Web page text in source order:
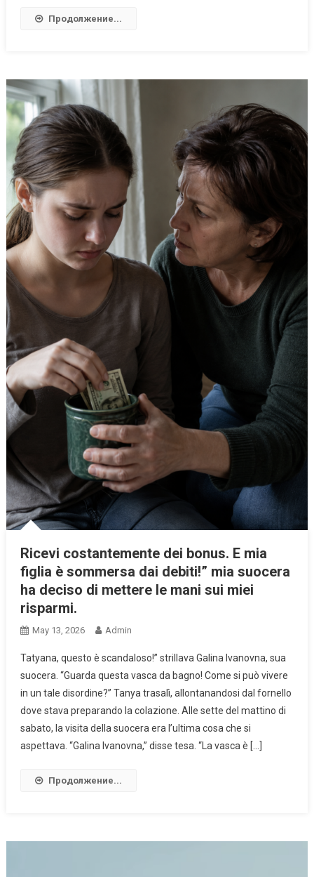
Продолжение...
Ricevi costantemente dei bonus. E mia
figlia è sommersa dai debiti!” mia suocera
ha deciso di mettere le mani sui miei
risparmi.
May 13, 2026 Admin
Tatyana, questo è scandaloso!” strillava Galina Ivanovna, sua
suocera. “Guarda questa vasca da bagno! Come si può vivere
in un tale disordine?” Tanya trasalì, allontanandosi dal fornello
dove stava preparando la colazione. Alle sette del mattino di
sabato, la visita della suocera era l’ultima cosa che si
aspettava. “Galina Ivanovna,” disse tesa. “La vasca è […]
Продолжение...